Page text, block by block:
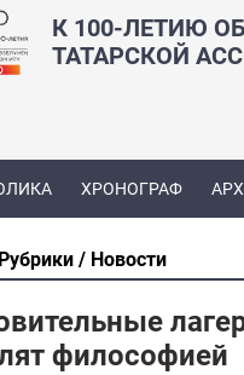
К 100-ЛЕТИЮ
ТАТАРСКОЙ
ХРОНОГРАФ
Рубрики Новости
философией